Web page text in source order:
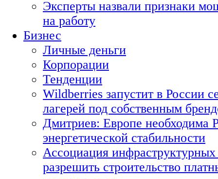
Эксперты назвали признаки
на работу
Бизнес
Личные деньги
Корпорации
Тенденции
Wildberries запустит в России
лагерей под собственным
Дмитриев: Европе необходима
энергетической стабильности
Ассоциация
разрешить строительство